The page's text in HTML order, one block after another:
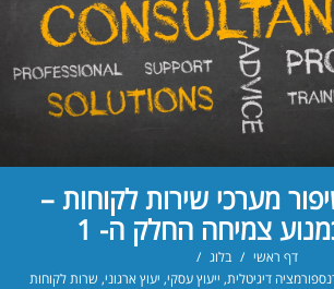
מערכי שירות לקוחות –
צמיחה החלק ה- 1
דף ראשי / בלוג /
דיגיטלית, ייעוץ עסקי, יעוץ ארגוני, שרות לקוחות